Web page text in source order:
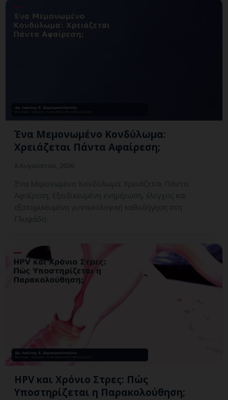
Ένα Μεμονωμένο Κονδύλωμα:
Χρειάζεται Πάντα Αφαίρεση;
Ένα Μεμονωμένο Κονδύλωμα: Χρειάζεται Πάντα
Αφαίρεση; Εξειδικευμένη ενημέρωση, έλεγχος και
εξατομικευμένη γυναικολογική καθοδήγηση στη
Γλυφάδα.
HPV και Χρόνιο Στρες: Πώς
Υποστηρίζεται η Παρακολούθηση;